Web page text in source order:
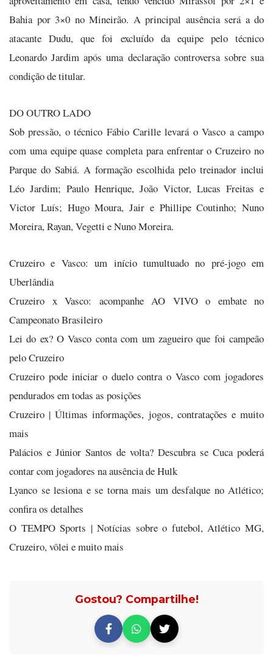
Bahia por 3×0 no Mineirão. A principal ausência será a do
atacante Dudu, que foi excluído da equipe pelo técnico
Leonardo Jardim após uma declaração controversa sobre sua
condição de titular.
DO OUTRO LADO
Sob pressão, o técnico Fábio Carille levará o Vasco a campo
com uma equipe quase completa para enfrentar o Cruzeiro no
Parque do Sabiá. A formação escolhida pelo treinador inclui
Léo Jardim; Paulo Henrique, João Victor, Lucas Freitas e
Victor Luís; Hugo Moura, Jair e Phillipe Coutinho; Nuno
Moreira, Rayan, Vegetti e Nuno Moreira.
Cruzeiro e Vasco: um início tumultuado no pré-jogo em
Uberlândia
Cruzeiro x Vasco: acompanhe AO VIVO o embate no
Campeonato Brasileiro
Lei do ex? O Vasco conta com um zagueiro que foi campeão
pelo Cruzeiro
Cruzeiro pode iniciar o duelo contra o Vasco com jogadores
pendurados em todas as posições
Cruzeiro | Últimas informações, jogos, contratações e muito
mais
Palácios e Júnior Santos de volta? Descubra se Cuca poderá
contar com jogadores na ausência de Hulk
Lyanco se lesiona e se torna mais um desfalque no Atlético;
confira os detalhes
O TEMPO Sports | Notícias sobre o futebol, Atlético MG,
Cruzeiro, vôlei e muito mais
Gostou? Compartilhe!